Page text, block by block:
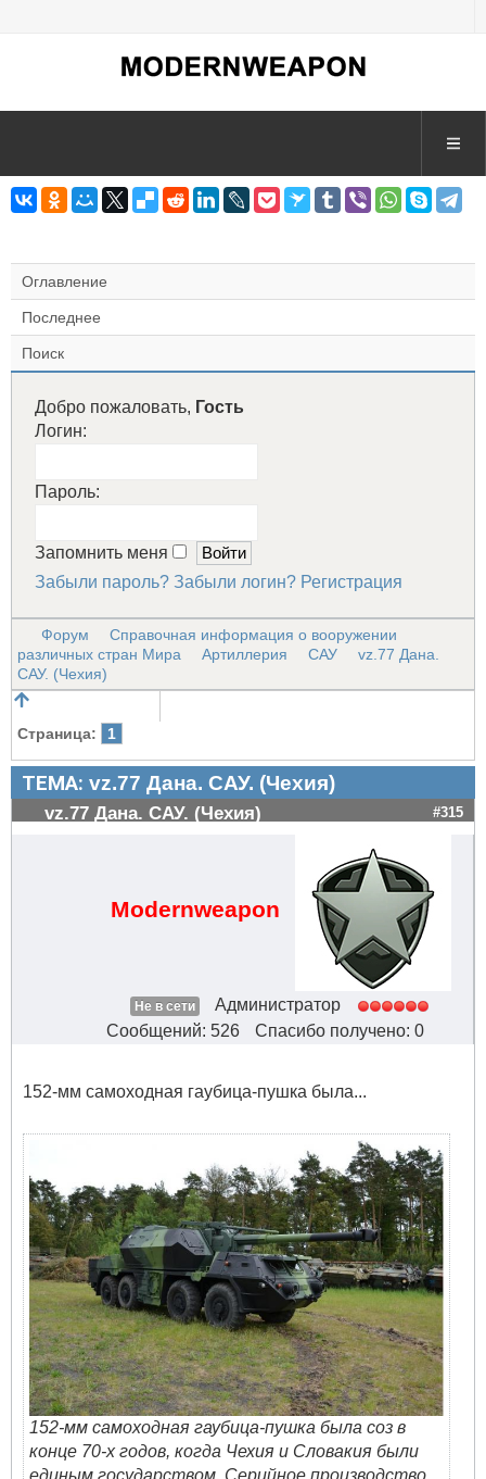
Оглавление
Последнее
Поиск
Добро пожаловать, Гость
Логин:
Пароль:
Запомнить меня
Забыли пароль? Забыли логин? Регистрация
Форум
Справочная информация о вооружении
различных стран Мира
Артиллерия САУ
vz.77 Дана.
САУ. (Чехия)
Страница: 1
ТЕМА: vz.77 Дана. САУ. (Чехия)
vz.77 Дана. САУ. (Чехия) #315
Modernweapon
Не в сети
Администратор
Сообщений: 526
Спасибо получено: 0
152-мм самоходная гаубица-пушка была...
152-мм самоходная гаубица-пушка была соз в
конце 70-х годов, когда Чехия и Словакия были